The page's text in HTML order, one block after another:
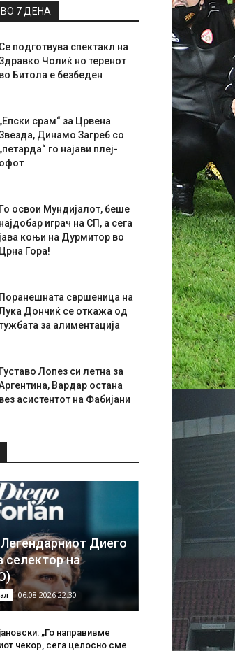
7 ДЕНА
Се подготвува спектакл на
Чолиќ но теренот
во Битола е безбеден
„Епски срам“ за Црвена
Динамо Загреб со
„петарда“ го најави плеј-
офот
Го освои Мундијалот, беше
најдобар играч на СП, а сега
јава коњи на Дурмитор во
Црна Гора!
Поранешната свршеница на
Дончиќ се откажа од
за алиментација
Густаво Лопез си летна за
Вардар остана
вез асистентот на Фабијани
Диего
селектор на
06.08.2026 22:30
„Го направивме
чекор, сега целосно сме